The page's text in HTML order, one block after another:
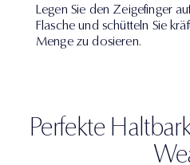
Legen Sie den Zeigefinger
Flasche und schütteln Sie
Menge zu dosieren.
Perfekte